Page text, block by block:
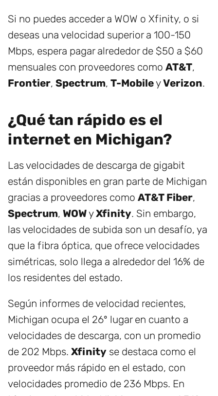
Si no puedes acceder a WOW o Xfinity, o si
deseas una velocidad superior a 100-150
Mbps, espera pagar alrededor de $50 a $60
mensuales con proveedores como AT&T,
Frontier, Spectrum, T-MobileyVerizon.
¿Qué tan rápido es el
internet en Michigan?
Las velocidades de descarga de gigabit
están disponibles en gran parte de Michigan
gracias a proveedores como AT&T Fiber,
Spectrum, WOWyXfinity. Sin embargo,
las velocidades de subida son un desafío, ya
que la fibra óptica, que ofrece velocidades
simétricas, solo llega a alrededor del 16% de
los residentes del estado.
Según informes de velocidad recientes,
Michigan ocupa el 26º lugar en cuanto a
velocidades de descarga, con un promedio
de 202 Mbps. Xfinity se destaca como el
proveedor más rápido en el estado, con
velocidades promedio de 236 Mbps. En